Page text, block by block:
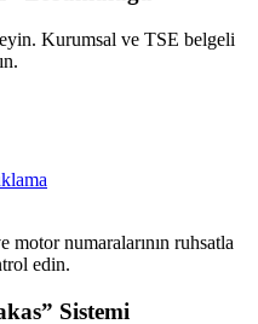
Kurumsal ve TSE belgeli
motor numaralarının ruhsatla
edin.
Sistemi